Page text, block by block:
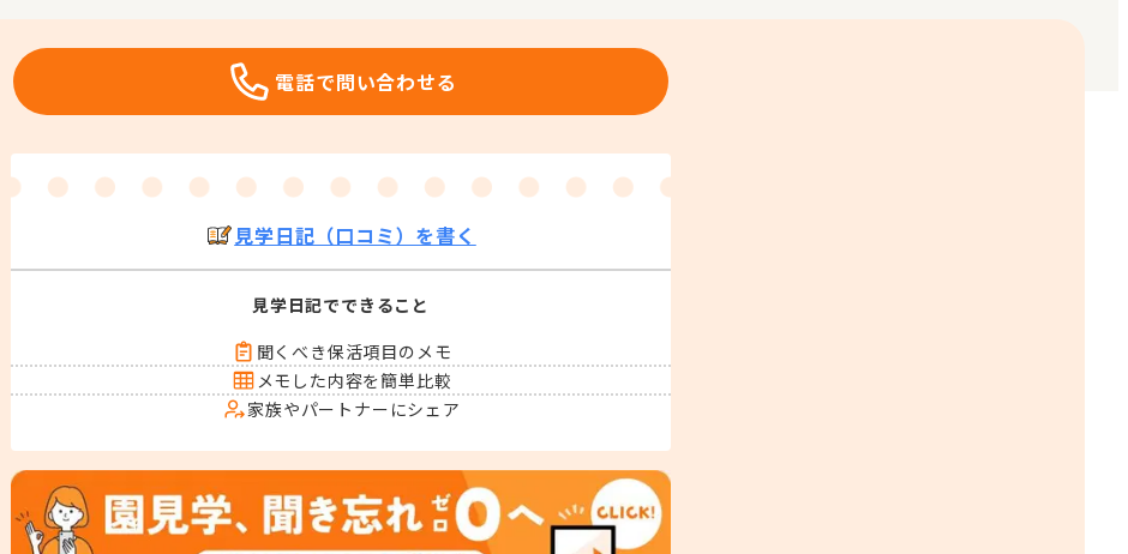
電話で問い合わせる
見学日記（口コミ）を書く
見学日記でできること
聞くべき保活項目のメモ
メモした内容を簡単比較
家族やパートナーにシェア